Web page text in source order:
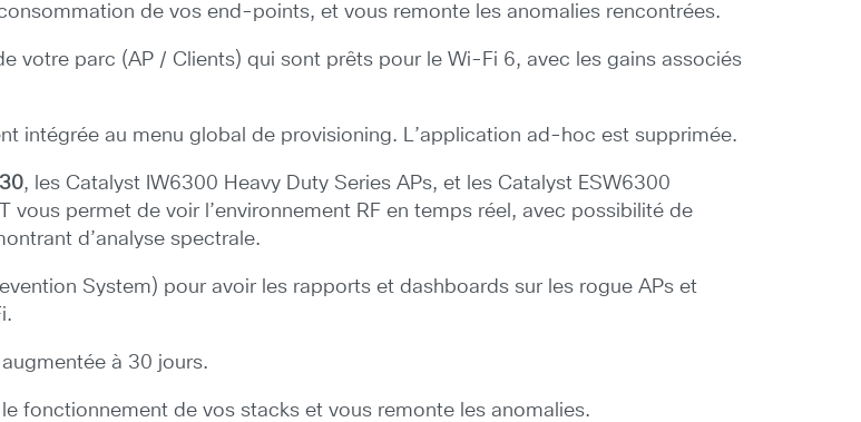
de vos end-points, et vous remonte les anomalies rencontrées.
votre parc (AP / Clients) qui sont prêts pour le Wi-Fi 6, avec les gains associés
intégrée au menu global de provisioning. L’application ad-hoc est supprimée.
, les Catalyst IW6300 Heavy Duty Series APs, et les Catalyst ESW6300
vous permet de voir l’environnement RF en temps réel, avec possibilité de
d’analyse spectrale.
System) pour avoir les rapports et dashboards sur les rogue APs et
à 30 jours.
fonctionnement de vos stacks et vous remonte les anomalies.